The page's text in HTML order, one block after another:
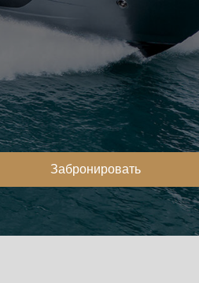
Забронировать